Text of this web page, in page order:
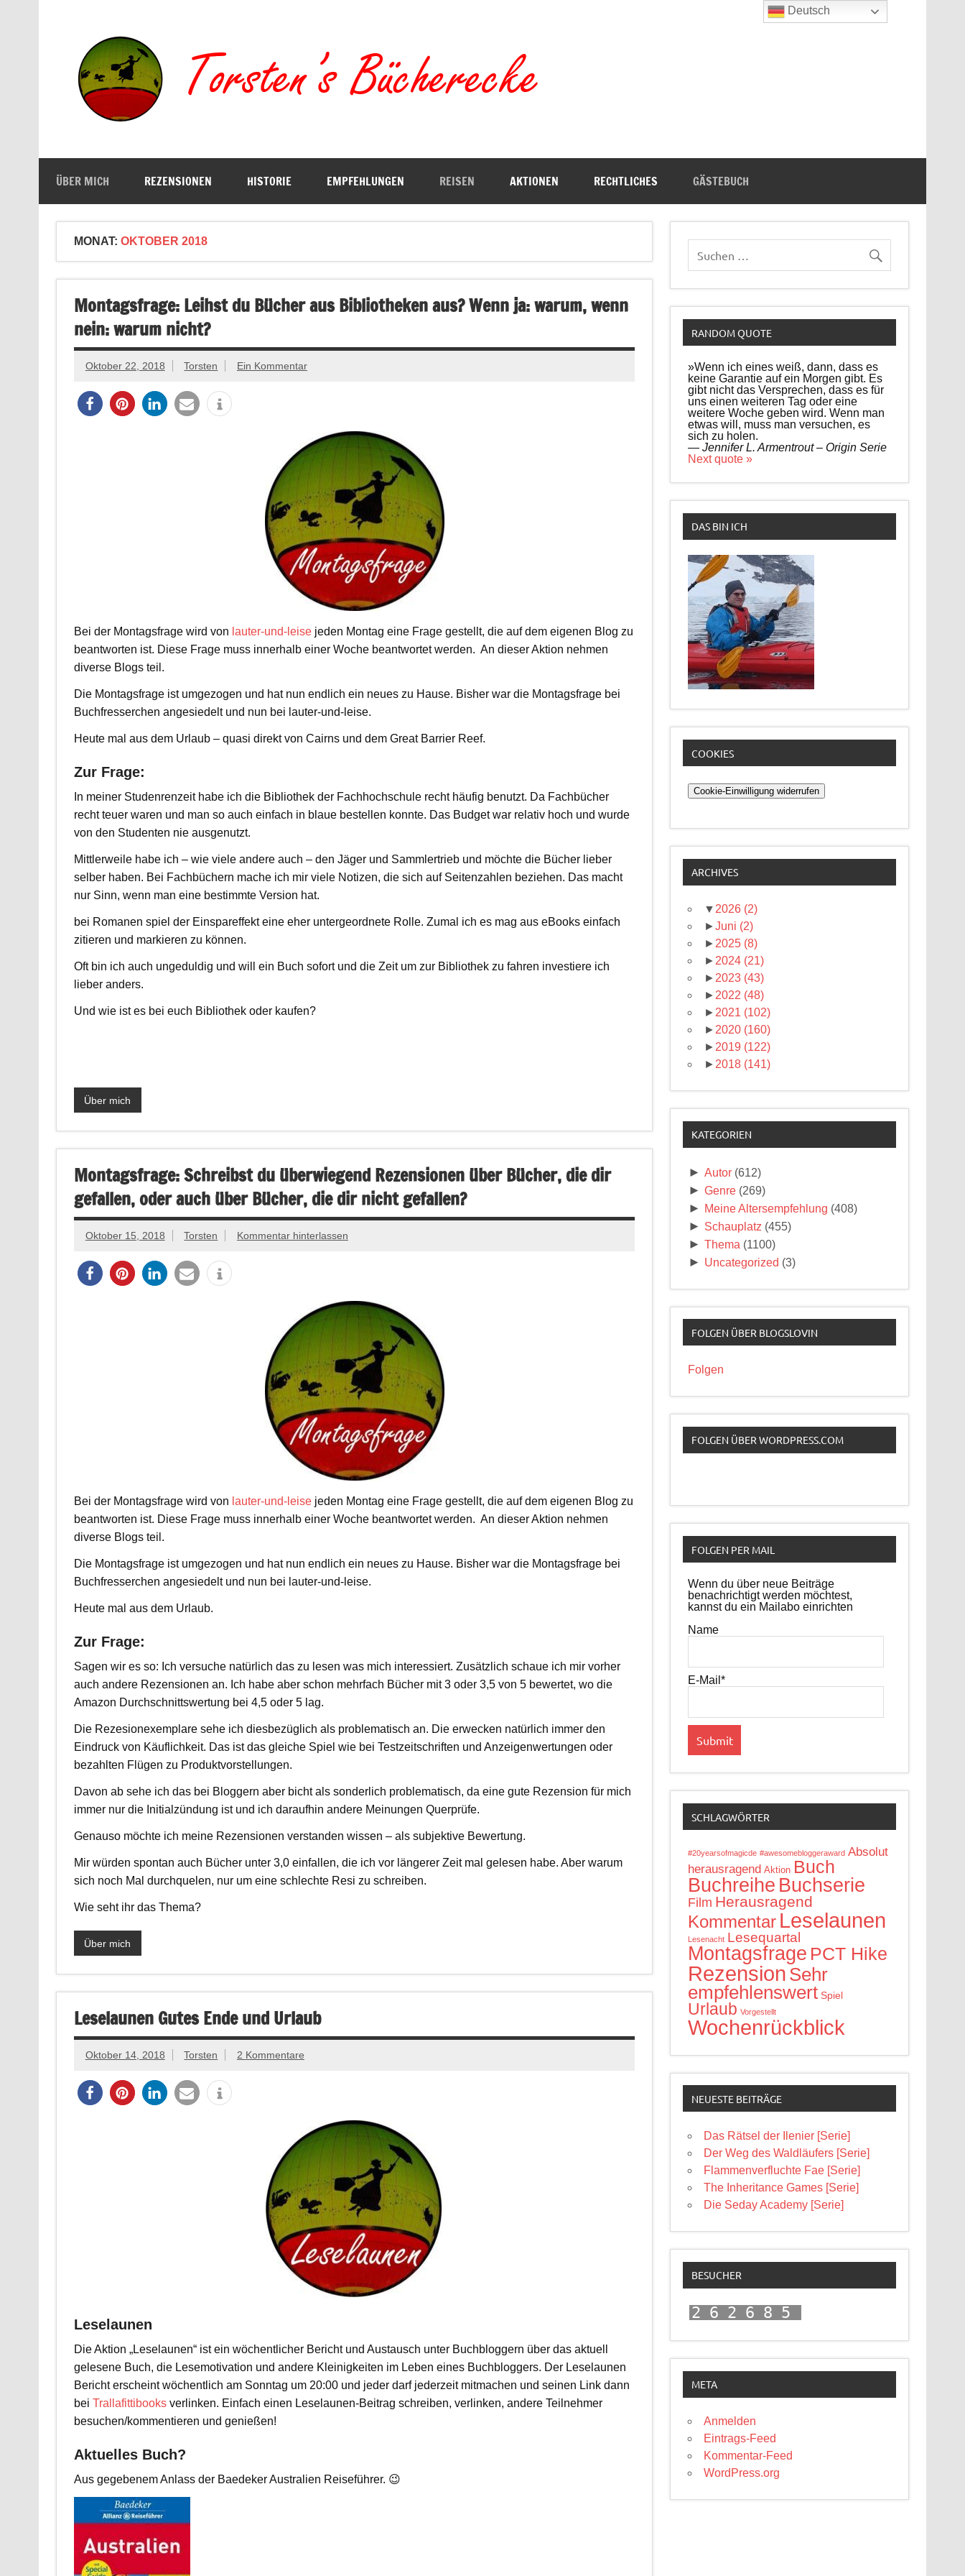
ÜBER MICH REZENSIONEN HISTORIE EMPFEHLUNGEN REISEN AKTIONEN RECHTLICHES GÄSTEBUCH
MONAT: OKTOBER 2018
Montagsfrage: Leihst du Bücher aus Bibliotheken aus? Wenn ja: warum, wenn
nein: warum nicht?
Oktober 22, 2018 Torsten Ein Kommentar
Bei der Montagsfrage wird von lauter-und-leisejeden Montag eine Frage gestellt, die auf dem eigenen Blog zu
beantworten ist. Diese Frage muss innerhalb einer Woche beantwortet werden. An dieser Aktion nehmen
diverse Blogs teil.
Die Montagsfrage ist umgezogen und hat nun endlich ein neues zu Hause. Bisher war die Montagsfrage bei
Buchfresserchen angesiedelt und nun bei lauter-und-leise.
Heute mal aus dem Urlaub – quasi direkt von Cairns und dem Great Barrier Reef.
Zur Frage:
In meiner Studenrenzeit habe ich die Bibliothek der Fachhochschule recht häufig benutzt. Da Fachbücher
recht teuer waren und man so auch einfach in blaue bestellen konnte. Das Budget war relativ hoch und wurde
von den Studenten nie ausgenutzt.
Mittlerweile habe ich – wie viele andere auch – den Jäger und Sammlertrieb und möchte die Bücher lieber
selber haben. Bei Fachbüchern mache ich mir viele Notizen, die sich auf Seitenzahlen beziehen. Das macht
nur Sinn, wenn man eine bestimmte Version hat.
bei Romanen spiel der Einspareffekt eine eher untergeordnete Rolle. Zumal ich es mag aus eBooks einfach
zitieren und markieren zu können.
Oft bin ich auch ungeduldig und will ein Buch sofort und die Zeit um zur Bibliothek zu fahren investiere ich
lieber anders.
Und wie ist es bei euch Bibliothek oder kaufen?
Über mich
Montagsfrage: Schreibst du überwiegend Rezensionen über Bücher, die dir
gefallen, oder auch über Bücher, die dir nicht gefallen?
Oktober 15, 2018 Torsten Kommentar hinterlassen
Bei der Montagsfrage wird von lauter-und-leisejeden Montag eine Frage gestellt, die auf dem eigenen Blog zu
beantworten ist. Diese Frage muss innerhalb einer Woche beantwortet werden. An dieser Aktion nehmen
diverse Blogs teil.
Die Montagsfrage ist umgezogen und hat nun endlich ein neues zu Hause. Bisher war die Montagsfrage bei
Buchfresserchen angesiedelt und nun bei lauter-und-leise.
Heute mal aus dem Urlaub.
Zur Frage:
Sagen wir es so: Ich versuche natürlich das zu lesen was mich interessiert. Zusätzlich schaue ich mir vorher
auch andere Rezensionen an. Ich habe aber schon mehrfach Bücher mit 3 oder 3,5 von 5 bewertet, wo die
Amazon Durchschnittswertung bei 4,5 oder 5 lag.
Die Rezesionexemplare sehe ich diesbezüglich als problematisch an. Die erwecken natürlich immer den
Eindruck von Käuflichkeit. Das ist das gleiche Spiel wie bei Testzeitschriften und Anzeigenwertungen oder
bezahlten Flügen zu Produktvorstellungen.
Davon ab sehe ich das bei Bloggern aber bicht als sonderlich problematisch, da eine gute Rezension für mich
immer nur die Initialzündung ist und ich daraufhin andere Meinungen Querprüfe.
Genauso möchte ich meine Rezensionen verstanden wissen – als subjektive Bewertung.
Mir würden spontan auch Bücher unter 3,0 einfallen, die ich vor längerer Zeit mal gelesen habe. Aber warum
sich noch Mal durchquelen, nur um eine schlechte Resi zu schreiben.
Wie seht ihr das Thema?
Über mich
Leselaunen Gutes Ende und Urlaub
Oktober 14, 2018 Torsten 2 Kommentare
Leselaunen
Die Aktion „Leselaunen“ ist ein wöchentlicher Bericht und Austausch unter Buchbloggern über das aktuell
gelesene Buch, die Lesemotivation und andere Kleinigkeiten im Leben eines Buchbloggers. Der Leselaunen
Bericht erscheint wöchentlich am Sonntag um 20:00 und jeder darf jederzeit mitmachen und seinen Link dann
bei Trallafittibooksverlinken. Einfach einen Leselaunen-Beitrag schreiben, verlinken, andere Teilnehmer
besuchen/kommentieren und genießen!
Aktuelles Buch?
Aus gegebenem Anlass der Baedeker Australien Reiseführer. 😉
RANDOM QUOTE
»Wenn ich eines weiß, dann, dass es
keine Garantie auf ein Morgen gibt. Es
gibt nicht das Versprechen, dass es für
uns einen weiteren Tag oder eine
weitere Woche geben wird. Wenn man
etwas will, muss man versuchen, es
sich zu holen.
—Jennifer L. Armentrout – Origin Serie
Next quote »
DAS BIN ICH
COOKIES
Cookie-Einwilligung widerrufen
ARCHIVES
▼ 2026 (2)
►Juni (2)
► 2025 (8)
► 2024 (21)
► 2023 (43)
► 2022 (48)
► 2021 (102)
► 2020 (160)
► 2019 (122)
► 2018 (141)
KATEGORIEN
► Autor (612)
► Genre (269)
► Meine Altersempfehlung (408)
► Schauplatz (455)
► Thema (1100)
► Uncategorized (3)
FOLGEN ÜBER BLOGSLOVIN
Folgen
FOLGEN ÜBER WORDPRESS.COM
FOLGEN PER MAIL
Wenn du über neue Beiträge
benachrichtigt werden möchtest,
kannst du ein Mailabo einrichten
Name
E-Mail*
SCHLAGWÖRTER
#20yearsofmagicde #awesomebloggeraward Absolut
herausragend Aktion Buch
Buchreihe Buchserie
Film Herausragend
Kommentar Leselaunen
Lesenacht Lesequartal
Montagsfrage PCT Hike
Rezension Sehr
empfehlenswert Spiel
Urlaub Vorgestellt
Wochenrückblick
NEUESTE BEITRÄGE
Das Rätsel der Ilenier [Serie]
Der Weg des Waldläufers [Serie]
Flammenverfluchte Fae [Serie]
The Inheritance Games [Serie]
Die Seday Academy [Serie]
BESUCHER
262685
META
Anmelden
Eintrags-Feed
Kommentar-Feed
WordPress.org
Deutsch